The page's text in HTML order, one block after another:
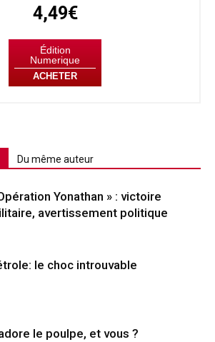
4,49€
Édition
Numerique
ACHETER
Du même auteur
Yonathan » : victoire
avertissement politique
le choc introuvable
le poulpe, et vous ?